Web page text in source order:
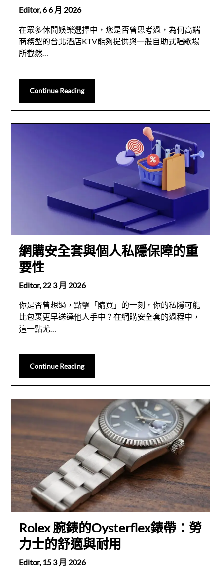
Editor,6 6 月 2026
在眾多休閒娛樂選擇中，您是否曾思考過，為何高端
商務型的台北酒店KTV能夠提供與一般自助式唱歌場
所截然…
Continue Reading
網購安全套與個人私隱保障的重
要性
Editor, 22 3 月 2026
你是否曾想過，點擊「購買」的一刻，你的私隱可能
比包裹更早送達他人手中？在網購安全套的過程中，
這一點尤…
Continue Reading
Rolex 腕錶的Oysterflex錶帶：勞
力士的舒適與耐用
Editor,15 3 月 2026